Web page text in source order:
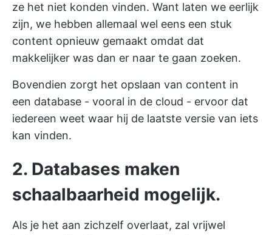
ze het niet konden vinden. Want laten we eerlijk
zijn, we hebben allemaal wel eens een stuk
content opnieuw gemaakt omdat dat
makkelijker was dan er naar te gaan zoeken.
Bovendien zorgt het opslaan van content in
een database - vooral in de cloud - ervoor dat
iedereen weet waar hij de laatste versie van iets
kan vinden.
2. Databases maken
schaalbaarheid mogelijk.
Als je het aan zichzelf overlaat, zal vrijwel